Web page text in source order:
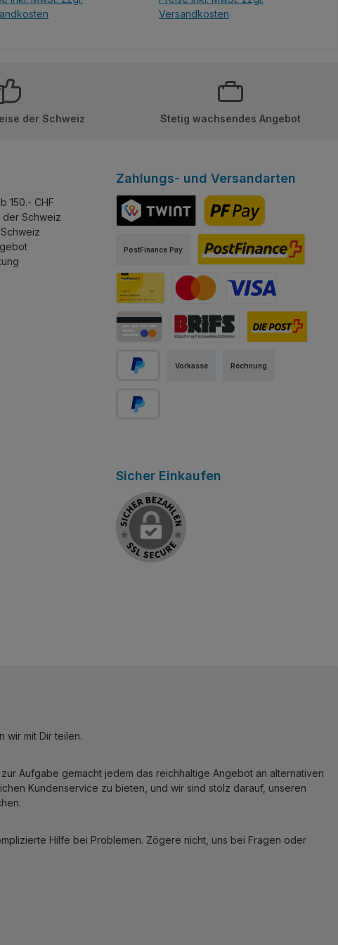
Versandkosten
der Schweiz Stetig wachsendes Angebot
150.- CHF
der Schweiz
Zahlungs- und Versandarten
PostFinance Pay
PostFinance Pay
Vorkasse Rechnung
Sicher Einkaufen
wir mit Dir teilen.
Aufgabe gemacht jedem das reichhaltige Angebot an alternativen
Kundenservice zu bieten, und wir sind stolz darauf, unseren
Hilfe bei Problemen. Zögere nicht, uns bei Fragen oder